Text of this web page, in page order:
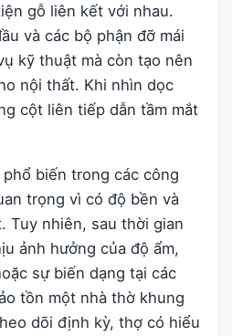
gỗ liên kết với nhau.
và các bộ phận đỡ mái
kỹ thuật mà còn tạo nên
nội thất. Khi nhìn dọc
cột liên tiếp dẫn tầm mắt
biến trong các công
trọng vì có độ bền và
Tuy nhiên, sau thời gian
ảnh hưởng của độ ẩm,
sự biến dạng tại các
tồn một nhà thờ khung
dõi định kỳ, thợ có hiểu